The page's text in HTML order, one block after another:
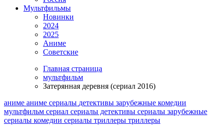
Мультфильмы
Новинки
2024
2025
Аниме
Советские
Главная страница
мультфильм
Затерянная деревня (сериал 2016)
аниме аниме сериалы детективы зарубежные комедии
мультфильм сериал сериалы детективы сериалы зарубежные
сериалы комедии сериалы триллеры триллеры